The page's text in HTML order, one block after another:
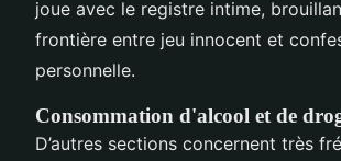
joue avec le registre intime,
frontière entre jeu innocent et
personnelle.
Consommation d'alcool et de
D’autres sections concernent très